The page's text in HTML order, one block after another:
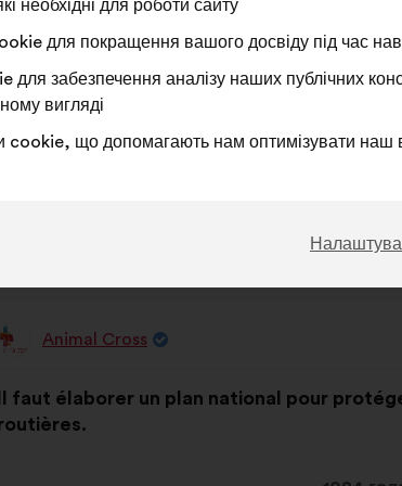
пропозиція
була
оцінена
Чудова ідея
:разів
Надто очевидно
: 17
разів
Утримуюся
:пропозиція
оцінена
Незрозуміле
:разів
Comment protéger et restaurer
Пропозиція
Animal Cross
Il faut élaborer un plan national pour
необхідні для роботи сайту
для покращення вашого досвіду під час
забезпечення аналізу наших публічних
вигляді
cookie, що допомагають нам оптимізувати наш